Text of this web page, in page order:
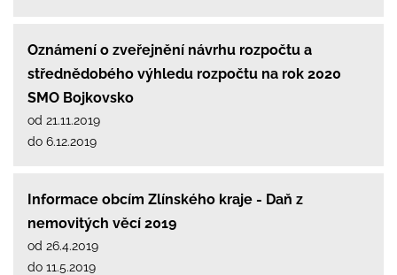
Oznámení o zveřejnění návrhu rozpočtu a
střednědobého výhledu rozpočtu na rok 2020
SMO Bojkovsko
od 21.11.2019
do 6.12.2019
Informace obcím Zlínského kraje - Daň z
nemovitých věcí 2019
od 26.4.2019
do 11.5.2019